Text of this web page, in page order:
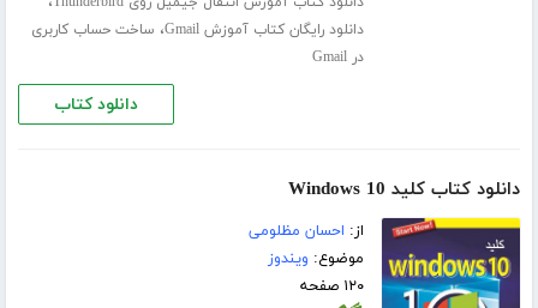
دانلود رایگان کتاب آموزش Gmail ، ساخت حساب کاربری
در Gmail
دانلود کتاب
دانلود کتاب کلید Windows 10
از: احسان مظلومی
موضوع: ویندوز
۱۲۰ صفحه